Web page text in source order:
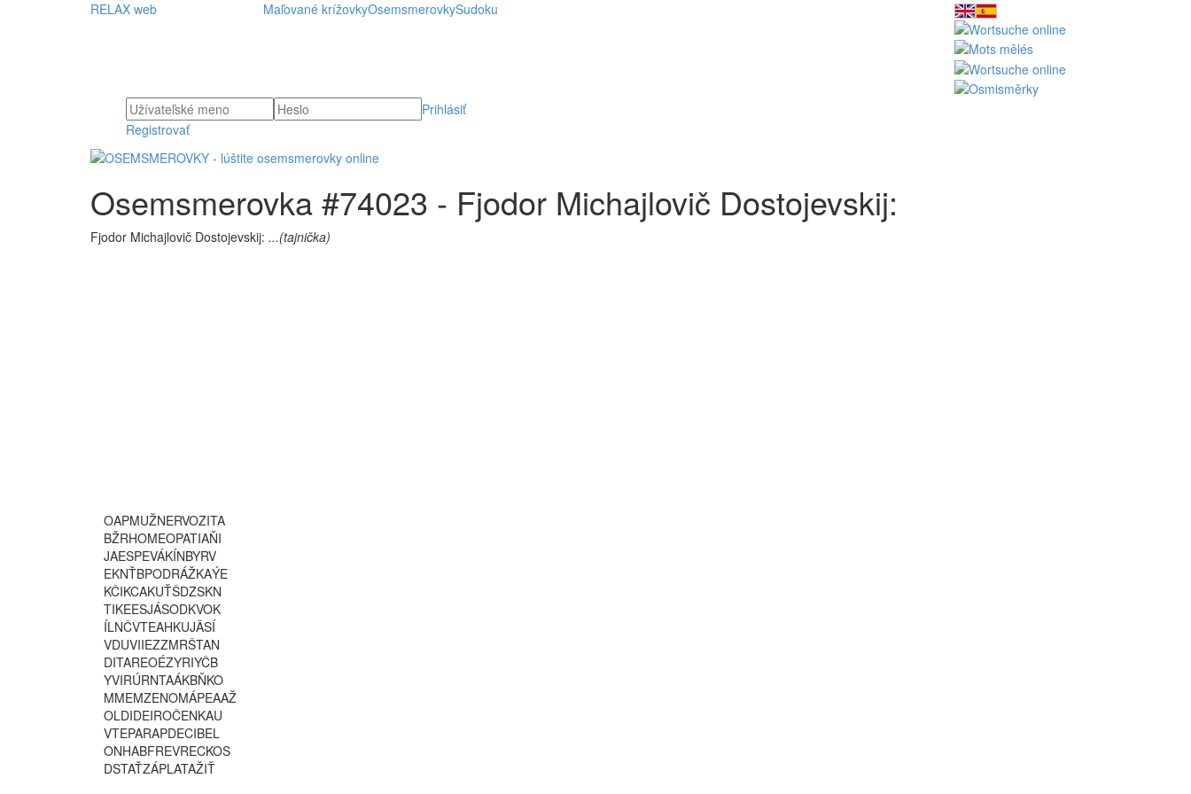
RELAX web Maľované krížovkyOsemsmerovkySudoku
Prihlásiť
Registrovať
Osemsmerovka #74023 - Fjodor Michajlovič Dostojevskij:
Fjodor Michajlovič Dostojevskij: ...(tajnička)
OAPMUŽNERVOZITA
BŽRHOMEOPATIAŇI
JAESPEVÁKÍNBYRV
EKNŤBPODRÁŽKAÝE
KČIKCAKUŤŠDZSKN
TIKEESJÁSODKVOK
ÍLNČVTEAHKUJÄSÍ
VDUVIIEZZMRŠTAN
DITAREOÉZYRIYČB
YVIRÚRNTAÁKBŇKO
MMEMZENOMÁPEAAŽ
OLDIDEIROČENKAU
VTEPARAPDECIBEL
ONHABFREVRECKOS
DSTAŤZÁPLATAŽIŤ